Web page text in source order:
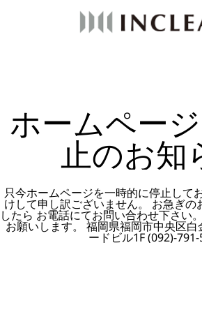
ホームペー
止のお知
只今ホームページを一時的に停止して
けして申し訳ございません。 お急ぎの
したら お電話にてお問い合わせ下さい
お願いします。 福岡県福岡市中央区
ードビル1F (092)-